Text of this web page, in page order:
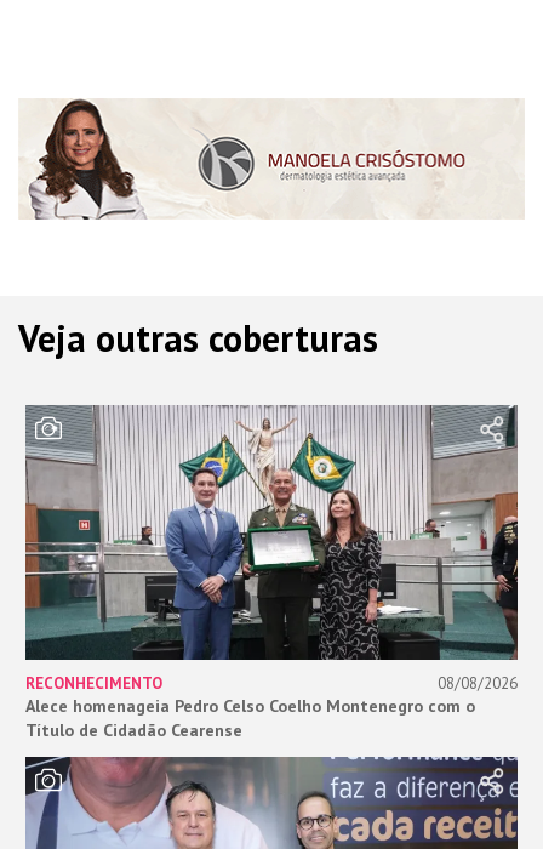
Veja outras coberturas
RECONHECIMENTO 08/08/2026
Alece homenageia Pedro Celso Coelho Montenegro com o
Título de Cidadão Cearense